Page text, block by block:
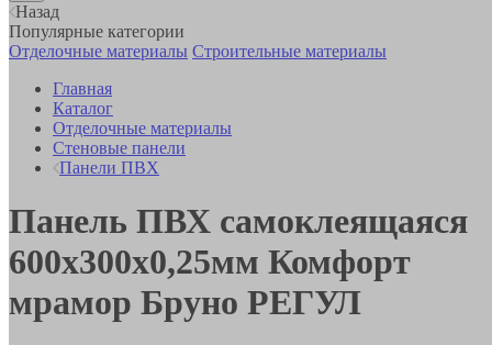
Назад
Популярные категории
Отделочные материалы Строительные материалы
Главная
Каталог
Отделочные материалы
Стеновые панели
Панели ПВХ
Панель ПВХ самоклеящаяся
600х300х0,25мм Комфорт
мрамор Бруно РЕГУЛ